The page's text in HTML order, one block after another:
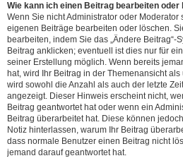
Wie kann ich einen Beitrag bearbeiten oder
Wenn Sie nicht Administrator oder Moderator
eigenen Beiträge bearbeiten oder löschen.
bearbeiten, indem Sie das „Ändere Beitrag“-
Beitrag anklicken; eventuell ist dies nur für
seiner Erstellung möglich. Wenn bereits
hat, wird Ihr Beitrag in der Themenansicht
wird sowohl die Anzahl als auch der letzte
angezeigt. Dieser Hinweis erscheint nicht,
Beitrag geantwortet hat oder wenn ein
Beitrag überarbeitet hat. Diese können
Notiz hinterlassen, warum Ihr Beitrag
dass normale Benutzer einen Beitrag nicht
jemand darauf geantwortet hat.